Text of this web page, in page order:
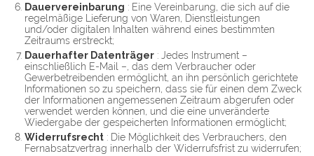
Dauervereinbarung : Eine Vereinbarung, die sich auf die
regelmäßige Lieferung von Waren, Dienstleistungen
und/oder digitalen Inhalten während eines bestimmten
Zeitraums erstreckt;
Dauerhafter Datenträger : Jedes Instrument – ​​
einschließlich E-Mail –, das dem Verbraucher oder
Gewerbetreibenden ermöglicht, an ihn persönlich gerichtete
Informationen so zu speichern, dass sie für einen dem Zweck
der Informationen angemessenen Zeitraum abgerufen oder
verwendet werden können, und die eine unveränderte
Wiedergabe der gespeicherten Informationen ermöglicht;
Widerrufsrecht : Die Möglichkeit des Verbrauchers, den
Fernabsatzvertrag innerhalb der Widerrufsfrist zu widerrufen;